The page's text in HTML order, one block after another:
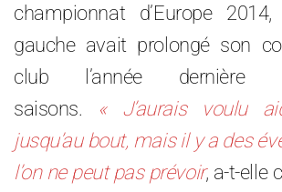
championnat d’Europe
gauche avait prolongé son
club l’année dernière
saisons.
« J’aurais voulu
jusqu’au bout, mais il y a des
l’on ne peut pas prévoir, a-t-elle